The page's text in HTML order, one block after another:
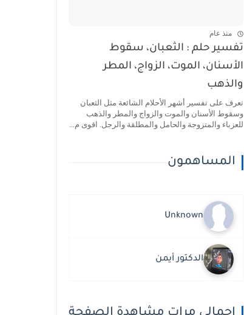
منذ عام
تفسير حلم : الثعبان، سقوط
الأسنان، الموت، الزواج، المطر
والذهب
تعرف على تفسير أشهر الأحلام الشائعة مثل الثعبان
وسقوط الأسنان والموت والزواج والمطر والذهب
للعزباء والمتزوجة والحامل والمطلقة والرجل. اقوى م...
المساهمون
Unknown
الدكتور أيمن